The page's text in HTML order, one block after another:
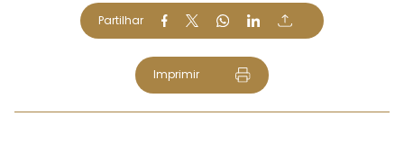
Partilhar
Imprimir